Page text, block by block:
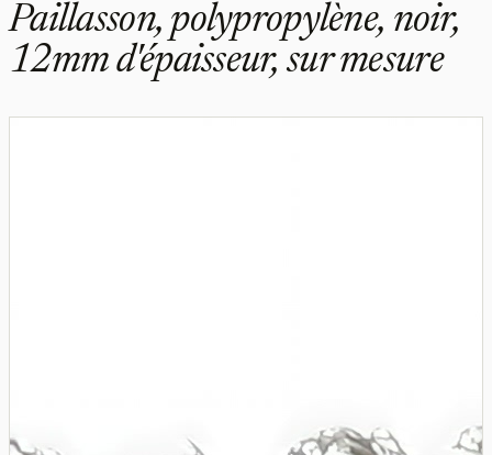
Paillasson, polypropylène, noir,
12mm d'épaisseur, sur mesure